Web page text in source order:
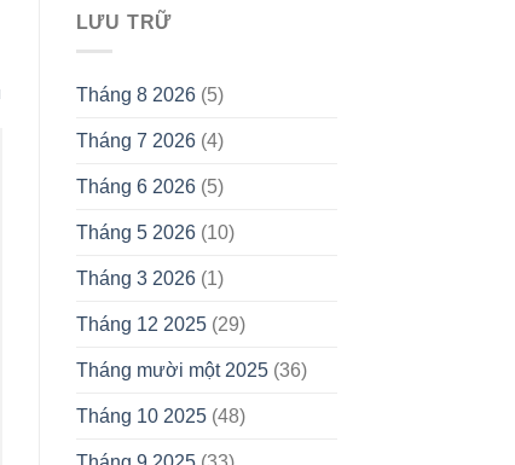
LƯU TRỮ
Tháng 8 2026(5)
Tháng 7 2026(4)
Tháng 6 2026(5)
Tháng 5 2026(10)
Tháng 3 2026(1)
Tháng 12 2025(29)
Tháng mười một 2025(36)
Tháng 10 2025(48)